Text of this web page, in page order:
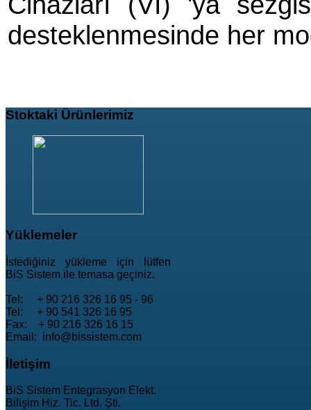
desteklenmesinde her
Stoktaki Ürünlerimiz
Yüklemeler
İstediğiniz yükleme için lütfen
BiS Sistem ile temasa geçiniz.
Tel: + 90 216 326 16 95 - 96
Tel: + 90 541 326 16 95
Fax: + 90 216 326 16 15
Email: info@bissistem.com
İletişim
BiS Sistem Entegrasyon Elekt.
Bilişim Hiz. Tic. Ltd. Şti.